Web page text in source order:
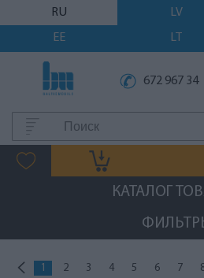
RU LV
EE
LT
672 967 34
КАТАЛОГ
1 2 3 4 5 6 7